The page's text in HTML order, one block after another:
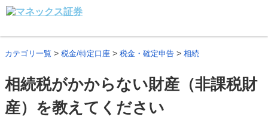
カテゴリ一覧 > 税金/特定口座 > 税金・確定申告 > 相続
相続税がかからない財産（非課税財
産）を教えてください